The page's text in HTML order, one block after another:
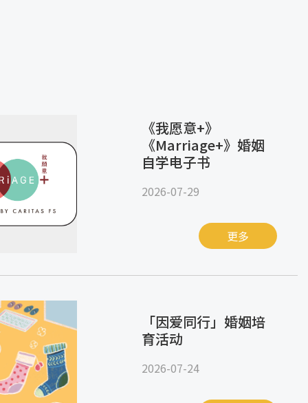
《我愿意+》
《Marriage+》婚姻
自学电子书
2026-07-29
更多
「因爱同行」婚姻培
育活动
2026-07-24